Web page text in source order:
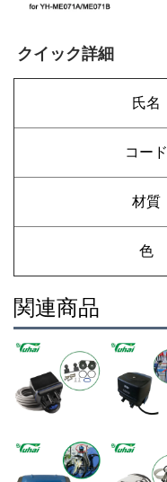
クイック詳細
氏名
コード
材質
色
関連商品